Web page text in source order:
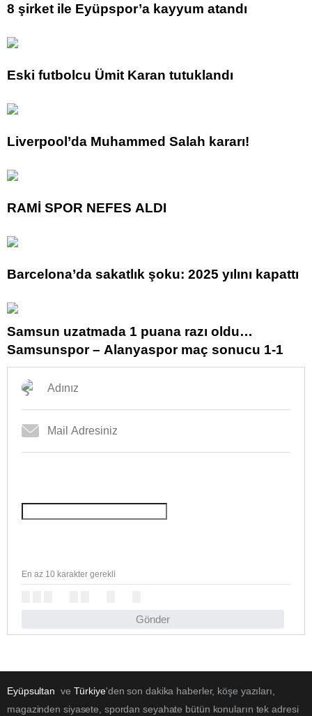
8 şirket ile Eyüpspor’a kayyum atandı
Eski futbolcu Ümit Karan tutuklandı
Liverpool’da Muhammed Salah kararı!
RAMİ SPOR NEFES ALDI
Barcelona’da sakatlık şoku: 2025 yılını kapattı
Samsun uzatmada 1 puana razı oldu…
Samsunspor – Alanyaspor maç sonucu 1-1
Gönder
En az 10 karakter gerekli
Eyüpsultan ve Türkiye'den son dakika haberler, köşe yazıları,
magazinden siyasete, spordan seyahate bütün konuların tek adresi